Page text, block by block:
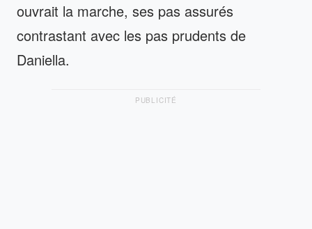
ouvrait la marche, ses pas assurés
contrastant avec les pas prudents de
Daniella.
PUBLICITÉ